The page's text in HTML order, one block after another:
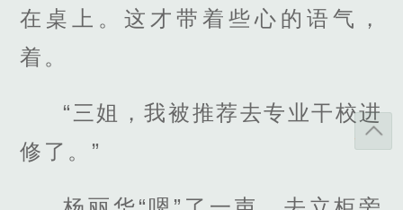
在桌上。这才带着些心的语气，
着。
“三姐，我被推荐去专业干校进
修了。”